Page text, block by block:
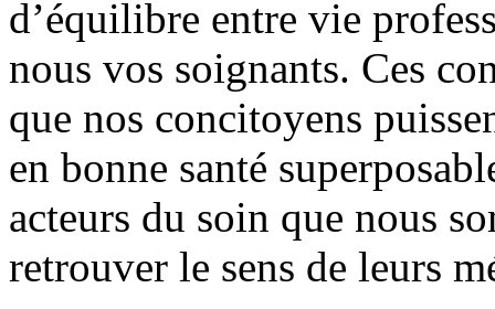
d’équilibre entre vie
nous vos soignants. Ces
que nos concitoyens
en bonne santé
acteurs du soin que nous
retrouver le sens de leurs